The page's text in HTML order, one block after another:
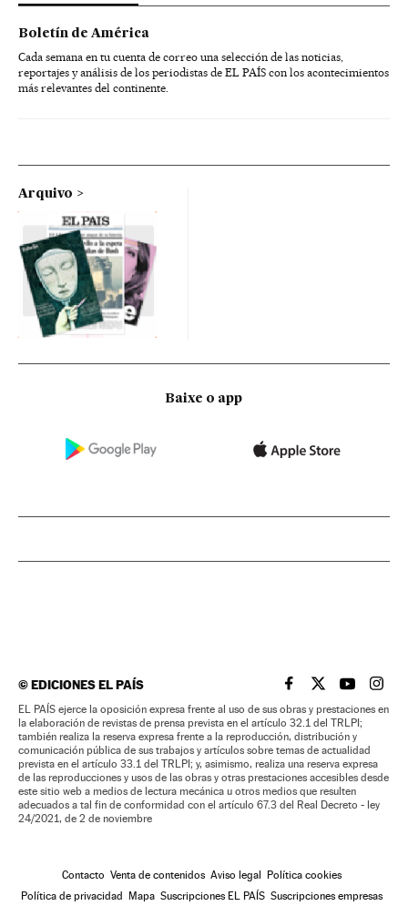
Boletín de América
Cada semana en tu cuenta de correo una selección de las noticias,
reportajes y análisis de los periodistas de EL PAÍS con los acontecimientos
más relevantes del continente.
Arquivo
Baixe o app
©EDICIONES EL PAÍS EL PAÍS BRASIL EN
EL PAÍSEL PAÍS
EL
EL PAÍS ejerce la oposición expresa frente al uso de sus obras y prestaciones en
la elaboración de revistas de prensa prevista en el artículo 32.1 del TRLPI;
también realiza la reserva expresa frente a la reproducción, distribución y
comunicación pública de sus trabajos y artículos sobre temas de actualidad
prevista en el artículo 33.1 del TRLPI; y, asimismo, realiza una reserva expresa
de las reproducciones y usos de las obras y otras prestaciones accesibles desde
este sitio web a medios de lectura mecánica u otros medios que resulten
adecuados a tal fin de conformidad con el artículo 67.3 del Real Decreto - ley
24/2021, de 2 de noviembre
Contacto Venta de contenidos Aviso legal Política cookies
Política de privacidad Mapa Suscripciones EL PAÍS Suscripciones empresas